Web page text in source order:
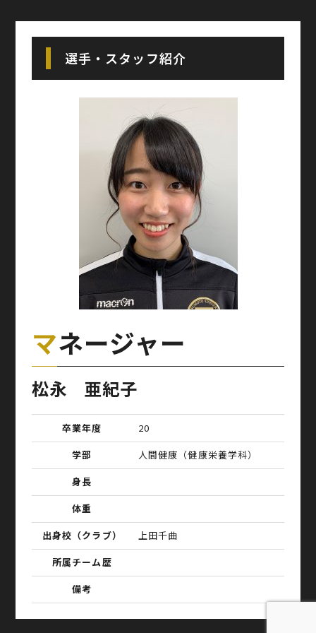
選手・スタッフ紹介
マネージャー
松永 亜紀子
卒業年度
20
学部
人間健康（健康栄養学科）
身長
体重
出身校（クラブ）
上田千曲
所属チーム歴
備考